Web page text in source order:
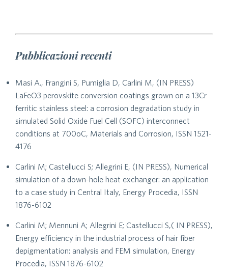
Pubblicazioni recenti
Masi A., Frangini S, Pumiglia D, Carlini M, (IN PRESS)
LaFeO3 perovskite conversion coatings grown on a 13Cr
ferritic stainless steel: a corrosion degradation study in
simulated Solid Oxide Fuel Cell (SOFC) interconnect
conditions at 700oC, Materials and Corrosion, ISSN 1521-
4176
Carlini M; Castellucci S; Allegrini E, (IN PRESS), Numerical
simulation of a down-hole heat exchanger: an application
to a case study in Central Italy, Energy Procedia, ISSN
1876-6102
Carlini M; Mennuni A; Allegrini E; Castellucci S,( IN PRESS),
Energy efficiency in the industrial process of hair fiber
depigmentation: analysis and FEM simulation, Energy
Procedia, ISSN 1876-6102